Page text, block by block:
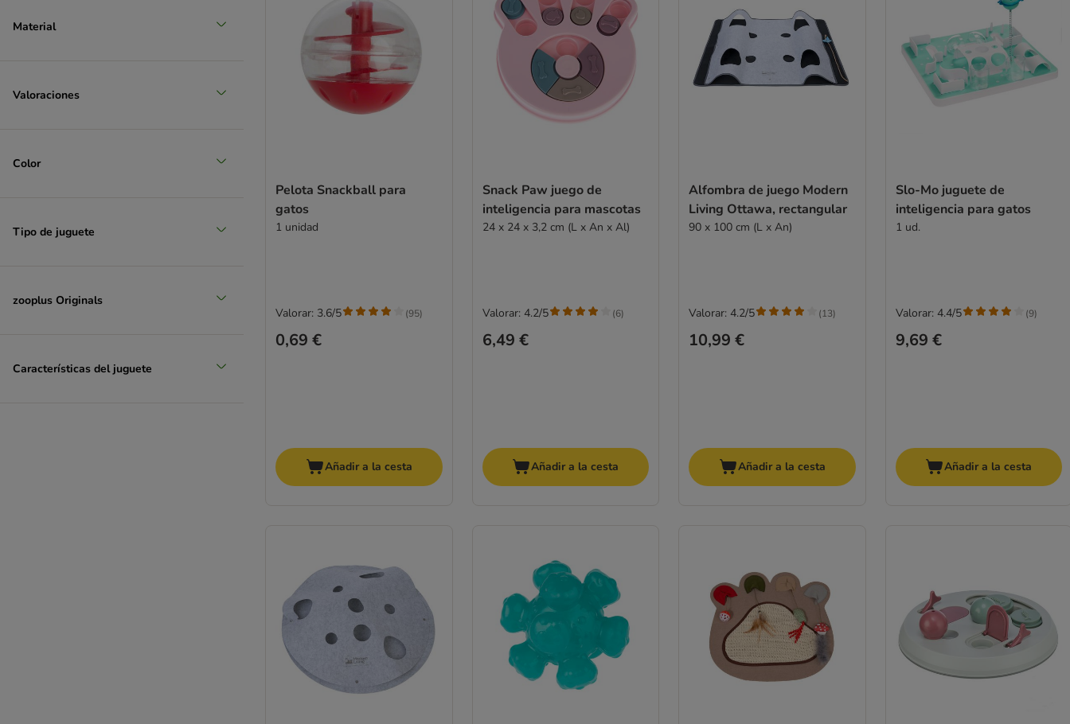
Material
Valoraciones
Color
Tipo de juguete
zooplus Originals
Características del juguete
Pelota Snackball para
gatos
1 unidad
0,69 €
Valorar: 3.6/5 (95)
Añadir a la cesta
Snack Paw juego de
inteligencia para mascotas
24 x 24 x 3,2 cm (L x An x Al)
6,49 €
Valorar: 4.2/5 (6)
Añadir a la cesta
Alfombra de juego Modern
Living Ottawa, rectangular
90 x 100 cm (L x An)
10,99 €
Valorar: 4.2/5 (13)
Añadir a la cesta
Slo-Mo juguete de
inteligencia para gatos
1 ud.
9,69 €
Valorar: 4.4/5 (9)
Añadir a la cesta